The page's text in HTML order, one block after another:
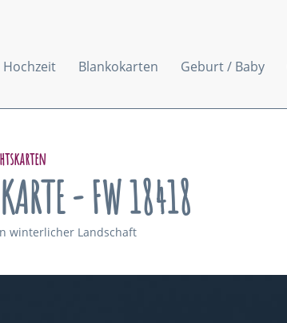
Hochzeit Blankokarten Geburt / Baby
- FW 18418
winterlicher Landschaft